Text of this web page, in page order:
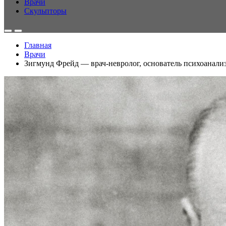
Скульпторы
Главная
Врачи
Зигмунд Фрейд — врач-невролог, основатель